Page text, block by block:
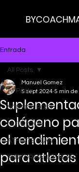
Entrada
All Posts
SCIENCE POST
NUTRICION
ATHLETE PLAN
PERFORMANCE PLAN
All Posts
colágeno
el
para atletas
Manuel Gomez
5 sept 2024 5 min